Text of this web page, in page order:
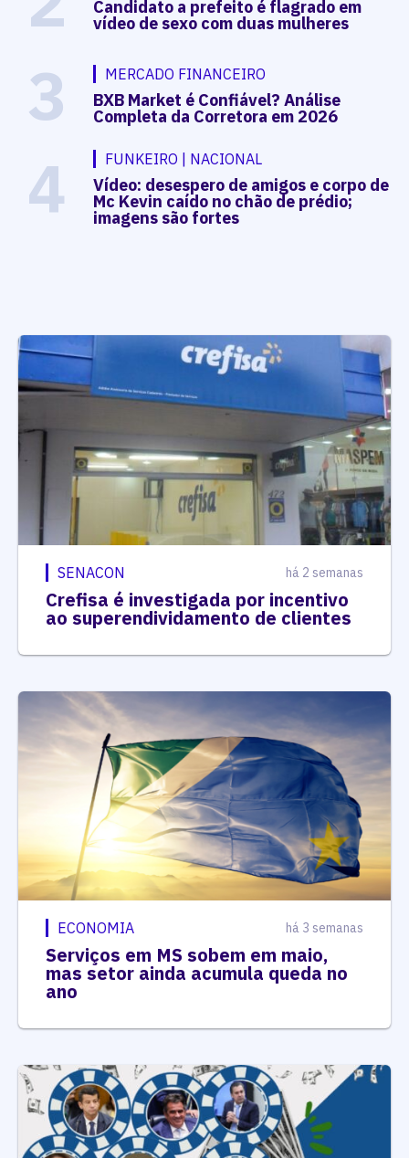
Candidato a prefeito é flagrado em
vídeo de sexo com duas mulheres
3 MERCADO FINANCEIRO
BXB Market é Confiável? Análise
Completa da Corretora em 2026
4 FUNKEIRO | NACIONAL
Vídeo: desespero de amigos e corpo de
Mc Kevin caído no chão de prédio;
imagens são fortes
SENACON há 2 semanas
Crefisa é investigada por incentivo
ao superendividamento de clientes
ECONOMIA há 3 semanas
Serviços em MS sobem em maio,
mas setor ainda acumula queda no
ano